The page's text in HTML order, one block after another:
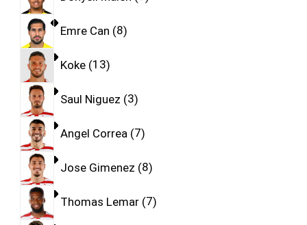
Emre Can 8
Koke 13
Saul Niguez 3
Angel Correa 7
Jose Gimenez 8
Thomas Lemar 7